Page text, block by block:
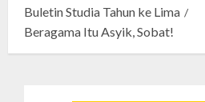
Buletin Studia Tahun ke Lima
Beragama Itu Asyik, Sobat!